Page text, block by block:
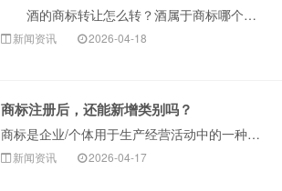
酒的商标转让怎么转？酒属于商标哪个类别？酒商标是商标分类中比较热门的类别，很多朋友都想知道酒类商标买卖的步骤。酒的商标转让除了了解相关转让流程还需···
新闻资讯 2026-04-18
商标注册后，还能新增类别吗？
商标是企业/个体用于生产经营活动中的一种经过商标局核准的标志，可以起到区别商品来源和宣传企业品牌的作用，也是消费者和商家之间的一种连接。在进行商业活动···
新闻资讯 2026-04-17